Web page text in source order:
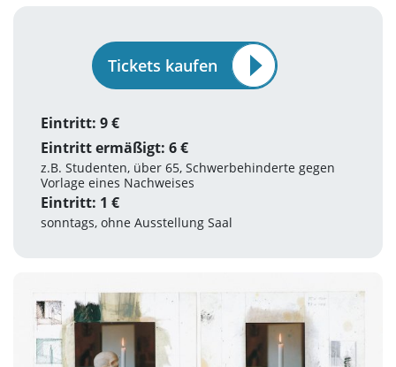
Tickets kaufen
Eintritt: 9 €
Eintritt ermäßigt: 6 €
z.B. Studenten, über 65, Schwerbehinderte gegen
Vorlage eines Nachweises
Eintritt: 1 €
sonntags, ohne Ausstellung Saal